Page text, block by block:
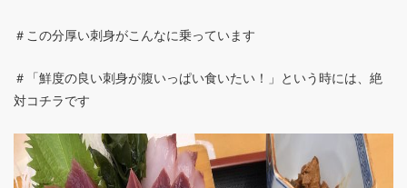
＃この分厚い刺身がこんなに乗っています
＃「鮮度の良い刺身が腹いっぱい食いたい！」という時には、絶
対コチラです